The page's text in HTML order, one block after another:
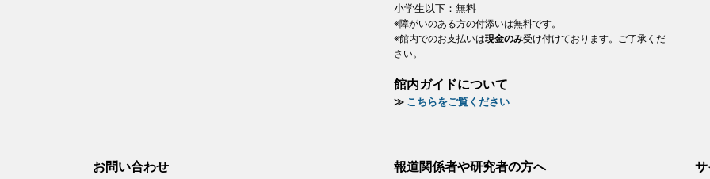
小学生以下：無料
※障がいのある方の付添いは無料です。
※館内でのお支払いは現金のみ受け付けております。ご了承くだ
さい。
館内ガイドについて
≫ こちらをご覧ください
お問い合わせ 報道関係者や研究者の方へ